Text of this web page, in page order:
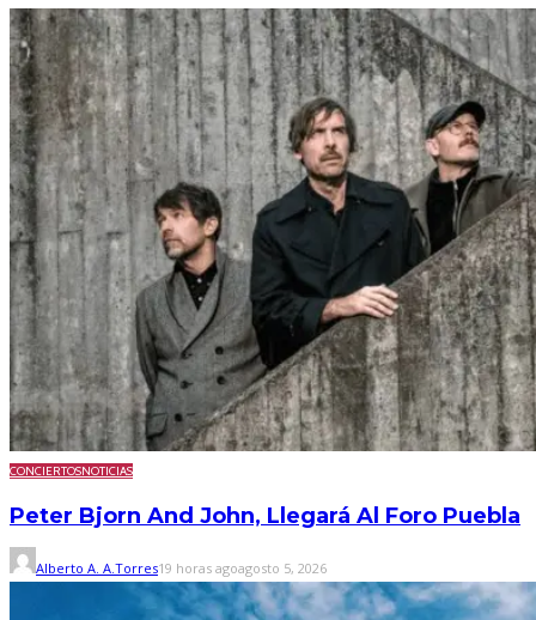
CONCIERTOSNOTICIAS
Peter Bjorn And John, Llegará Al Foro Puebla
Alberto A. A.Torres19 horas agoagosto 5, 2026